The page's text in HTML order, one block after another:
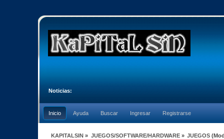
Noticias:
Inicio Ayuda Buscar Ingresar Registrarse
KAPITALSIN » JUEGOS/SOFTWARE/HARDWARE» JUEGOS